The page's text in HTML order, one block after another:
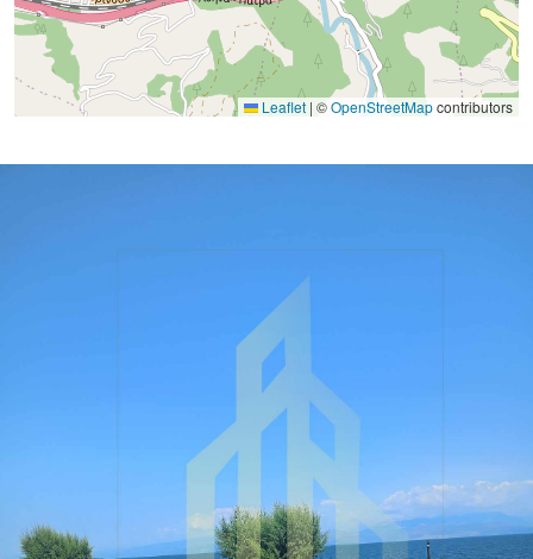
Leaflet | ©OpenStreetMapcontributors